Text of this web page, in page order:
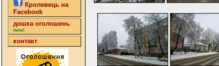
Кролевець на
Facebook
дошка оголошень
new!
контакт